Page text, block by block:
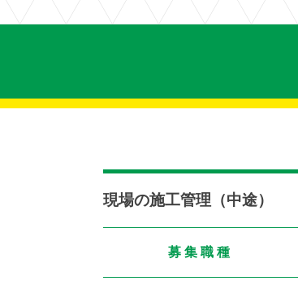
現場の施工管理（中途）
募集職種